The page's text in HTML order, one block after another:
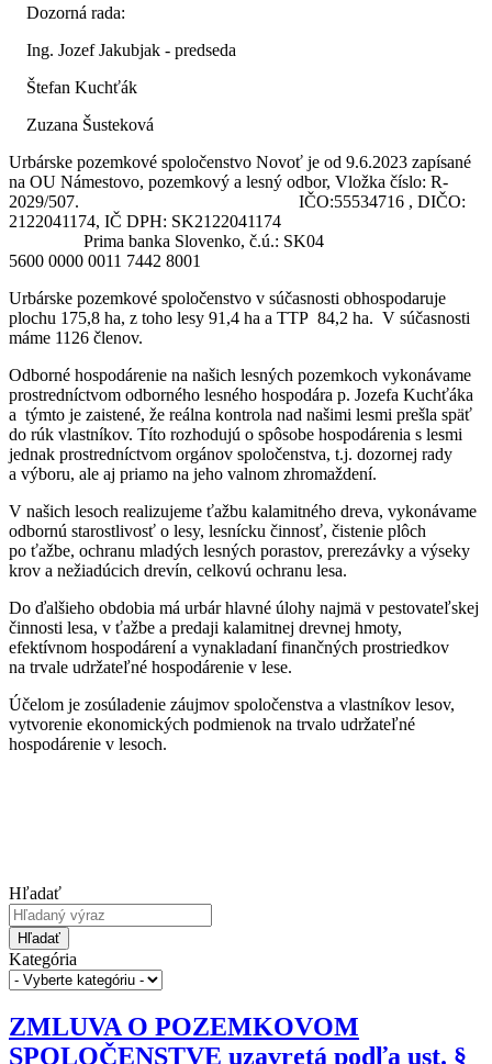
Dozorná rada:
Ing. Jozef Jakubjak - predseda
Štefan Kuchťák
Zuzana Šusteková
Urbárske pozemkové spoločenstvo Novoť je od 9.6.2023 zapísané
na OU Námestovo, pozemkový a lesný odbor, Vložka číslo: R-
2029/507. IČO:55534716 , DIČO:
2122041174, IČ DPH: SK2122041174
Prima banka Slovenko, č.ú.: SK04
5600 0000 0011 7442 8001
Urbárske pozemkové spoločenstvo v súčasnosti obhospodaruje
plochu 175,8 ha, z toho lesy 91,4 ha a TTP 84,2 ha. V súčasnosti
máme 1126 členov.
Odborné hospodárenie na našich lesných pozemkoch vykonávame
prostredníctvom odborného lesného hospodára p. Jozefa Kuchťáka
a týmto je zaistené, že reálna kontrola nad našimi lesmi prešla späť
do rúk vlastníkov. Títo rozhodujú o spôsobe hospodárenia s lesmi
jednak prostredníctvom orgánov spoločenstva, t.j. dozornej rady
a výboru, ale aj priamo na jeho valnom zhromaždení.
V našich lesoch realizujeme ťažbu kalamitného dreva, vykonávame
odbornú starostlivosť o lesy, lesnícku činnosť, čistenie plôch
po ťažbe, ochranu mladých lesných porastov, prerezávky a výseky
krov a nežiadúcich drevín, celkovú ochranu lesa.
Do ďalšieho obdobia má urbár hlavné úlohy najmä v pestovateľskej
činnosti lesa, v ťažbe a predaji kalamitnej drevnej hmoty,
efektívnom hospodárení a vynakladaní finančných prostriedkov
na trvale udržateľné hospodárenie v lese.
Účelom je zosúladenie záujmov spoločenstva a vlastníkov lesov,
vytvorenie ekonomických podmienok na trvalo udržateľné
hospodárenie v lesoch.
Hľadať
Hľadať
Kategória
ZMLUVA O POZEMKOVOM
SPOLOČENSTVE uzavretá podľa ust. §